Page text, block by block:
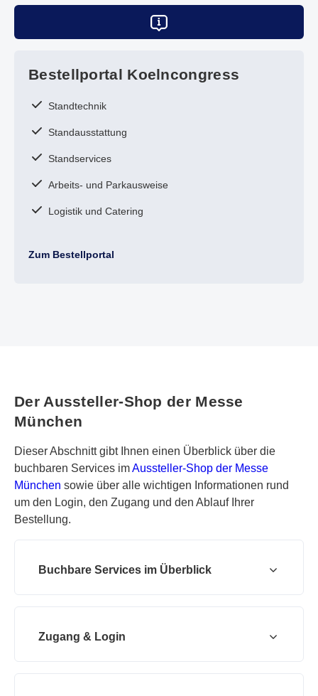
Bestellportal Koelncongress
Standtechnik
Standausstattung
Standservices
Arbeits- und Parkausweise
Logistik und Catering
Zum Bestellportal
Der Aussteller-Shop der Messe
München
Dieser Abschnitt gibt Ihnen einen Überblick über die
buchbaren Services imAussteller-Shop der Messe
München sowie über alle wichtigen Informationen rund
um den Login, den Zugang und den Ablauf Ihrer
Bestellung.
Buchbare Services im Überblick
Zugang & Login